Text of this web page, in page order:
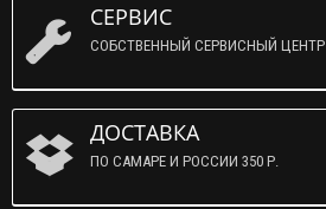
СЕРВИС
СОБСТВЕННЫЙ СЕРВИСНЫЙ ЦЕНТР
ДОСТАВКА
ПО САМАРЕ И РОССИИ 350 Р.